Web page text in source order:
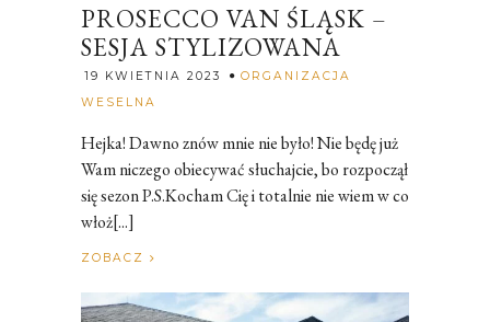
PROSECCO VAN ŚLĄSK –
SESJA STYLIZOWANA
19 KWIETNIA 2023
ORGANIZACJA
WESELNA
Hejka! Dawno znów mnie nie było! Nie będę już
Wam niczego obiecywać słuchajcie, bo rozpoczął
się sezon P.S.Kocham Cię i totalnie nie wiem w co
włoż[...]
ZOBACZ